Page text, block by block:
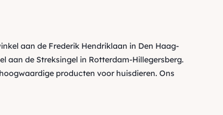
aan de Frederik Hendriklaan in Den Haag-
aan de Streksingel in Rotterdam-Hillegersberg.
producten voor huisdieren. Ons